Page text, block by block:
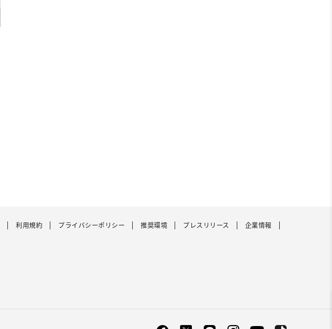
利用規約 プライバシーポリシー 推奨環境 プレスリリース
企業情報